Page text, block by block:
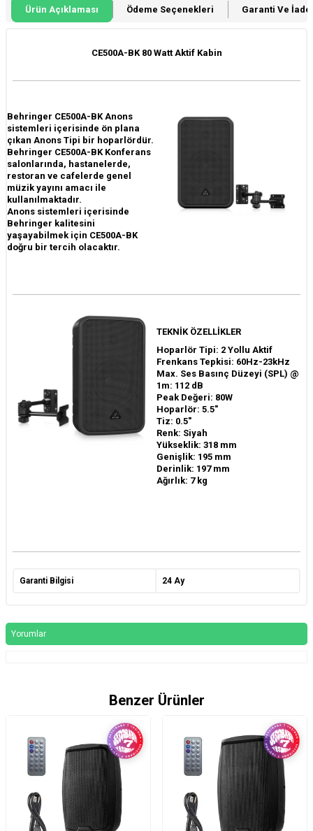
Ürün Açıklaması Ödeme Seçenekleri Garanti Ve İade
CE500A-BK 80 Watt Aktif Kabin
Behringer CE500A-BK Anons
sistemleri içerisinde ön plana
çıkan Anons Tipi bir hoparlördür.
Behringer CE500A-BK Konferans
salonlarında, hastanelerde,
restoran ve cafelerde genel
müzik yayını amacı ile
kullanılmaktadır.
Anons sistemleri içerisinde
Behringer kalitesini
yaşayabilmek için CE500A-BK
doğru bir tercih olacaktır.
TEKNİK ÖZELLİKLER
Hoparlör Tipi: 2 Yollu Aktif
Frenkans Tepkisi: 60Hz-23kHz
Max. Ses Basınç Düzeyi (SPL) @
1m: 112 dB
Peak Değeri: 80W
Hoparlör: 5.5"
Tiz: 0.5"
Renk: Siyah
Yükseklik: 318 mm
Genişlik: 195 mm
Derinlik: 197 mm
Ağırlık: 7 kg
Garanti Bilgisi 24 Ay
Yorumlar
Benzer Ürünler